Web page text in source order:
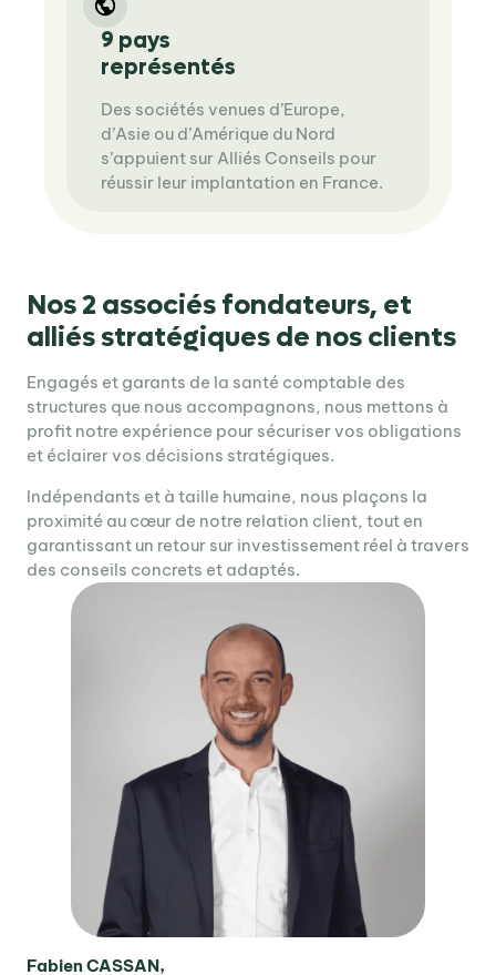
9 pays
représentés
Des sociétés venues d’Europe,
d’Asie ou d’Amérique du Nord
s’appuient sur Alliés Conseils pour
réussir leur implantation en France.
Nos 2 associés fondateurs, et
alliés stratégiques de nos clients
Engagés et garants de la santé comptable des
structures que nous accompagnons, nous mettons à
profit notre expérience pour sécuriser vos obligations
et éclairer vos décisions stratégiques.
Indépendants et à taille humaine, nous plaçons la
proximité au cœur de notre relation client, tout en
garantissant un retour sur investissement réel à travers
des conseils concrets et adaptés.
Fabien CASSAN,